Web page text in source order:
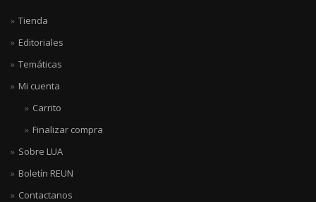
Tienda
Editoriales
Temáticas
Mi cuenta
Carrito
Finalizar compra
Sobre LUA
Boletín REUN
Contactanos